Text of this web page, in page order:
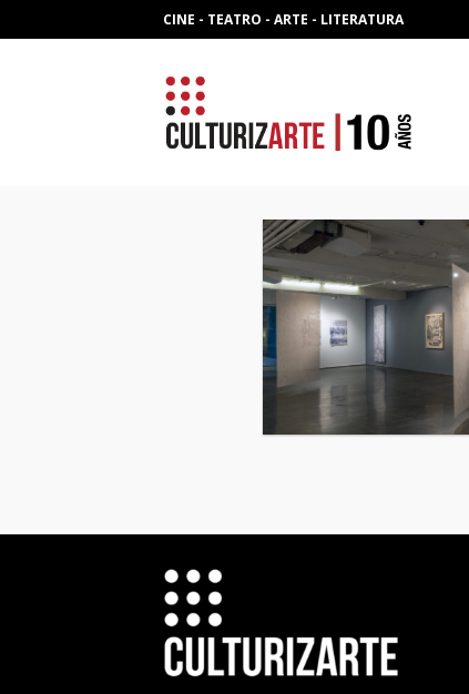
to
CINE - TEATRO - ARTE - LITERATURA